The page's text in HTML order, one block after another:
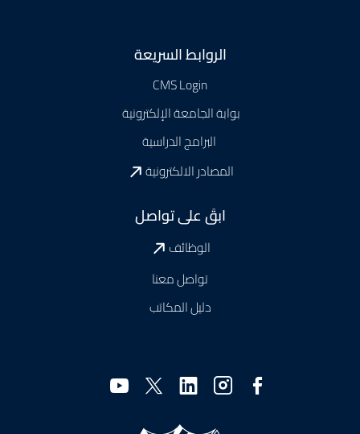
الروابط السريعة
CMS Login
بوابة الجامعة الإلكترونية
البرامج الدراسية
المصادر الالكترونية
ابقَ على تواصل
الوظائف
تواصل معنا
دليل المكاتب